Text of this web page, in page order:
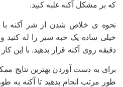
بر مشکل آکنه غلبه کنید.
ی خلاص شدن از شر آکنه با
روی آکنه قرار بدهید. با این کار
به دست آوردن بهترین نتایج ممکن،
مرتب انجام بدهید تا آکنه به